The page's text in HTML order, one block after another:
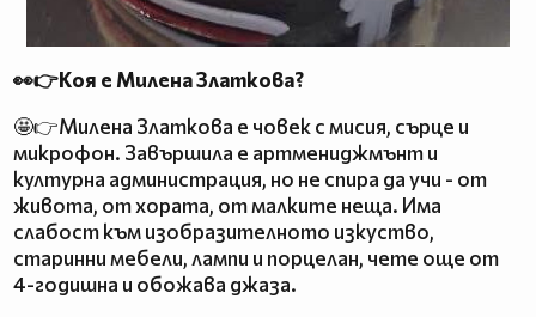
👀👉Коя е Милена Златкова?
🤩👉Милена Златкова е човек с мисия, сърце и
микрофон. Завършила е артмениджмънт и
културна администрация, но не спира да учи - от
живота, от хората, от малките неща. Има
слабост към изобразителното изкуство,
старинни мебели, лампи и порцелан, чете още от
4-годишна и обожава джаза.